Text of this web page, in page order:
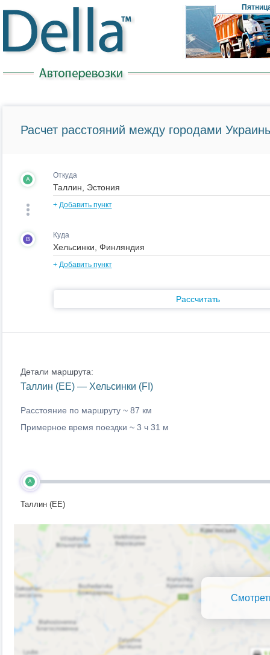
Расчет расстояний между городами
A Откуда
+ Добавить пункт
B Куда
+ Добавить пункт
Рассчитать
Детали маршрута:
Таллин (EE) — Хельсинки (FI)
Расстояние по маршруту ~ 87 км
Примерное время поездки ~ 3 ч 31 м
A
Таллин (EE)